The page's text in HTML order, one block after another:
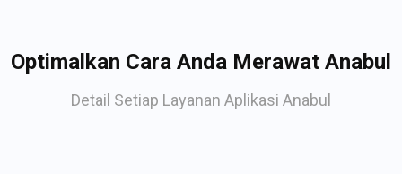
Optimalkan Cara Anda Merawat Anabul
Detail Setiap Layanan Aplikasi Anabul